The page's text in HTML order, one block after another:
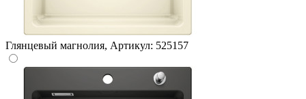
Глянцевый магнолия, Артикул: 525157